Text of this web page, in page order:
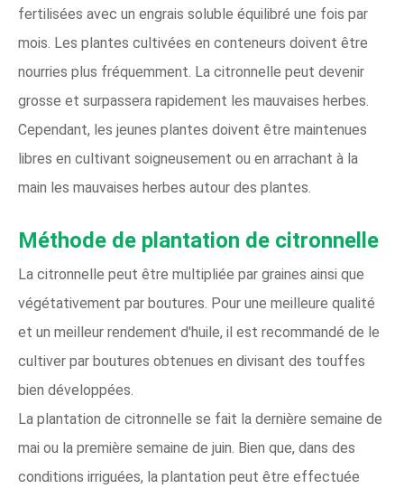
fertilisées avec un engrais soluble équilibré une fois par
mois. Les plantes cultivées en conteneurs doivent être
nourries plus fréquemment. La citronnelle peut devenir
grosse et surpassera rapidement les mauvaises herbes.
Cependant, les jeunes plantes doivent être maintenues
libres en cultivant soigneusement ou en arrachant à la
main les mauvaises herbes autour des plantes.
Méthode de plantation de citronnelle
La citronnelle peut être multipliée par graines ainsi que
végétativement par boutures. Pour une meilleure qualité
et un meilleur rendement d'huile, il est recommandé de le
cultiver par boutures obtenues en divisant des touffes
bien développées.
La plantation de citronnelle se fait la dernière semaine de
mai ou la première semaine de juin. Bien que, dans des
conditions irriguées, la plantation peut être effectuée